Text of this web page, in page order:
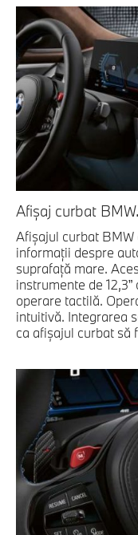
Afişaj curbat BMW.
Afişajul curbat
informaţii despre
suprafaţă mare.
instrumente de
operare tactilă.
intuitivă. Integrarea
ca afişajul curbat să